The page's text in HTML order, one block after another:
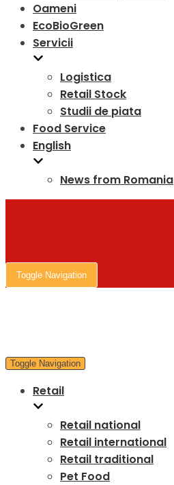
Oameni
EcoBioGreen
Servicii
Logistica
Retail Stock
Studii de piata
Food Service
English
News from Romania
Toggle Navigation
Toggle Navigation
Retail
Retail national
Retail international
Retail traditional
Pet Food